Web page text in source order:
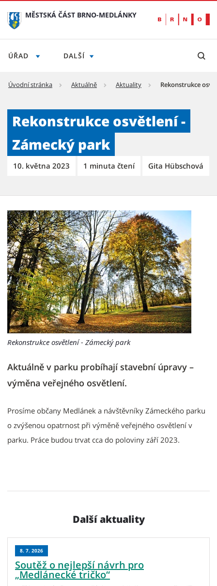
MĚSTSKÁ ČÁST BRNO-MEDLÁNKY
ÚŘAD DALŠÍ
Úvodní stránka Aktuálně Aktuality Rekonstrukce
Rekonstrukce osvětlení -
Zámecký park
10. května 2023 1 minuta čtení Gita Hübschová
Rekonstrukce osvětlení - Zámecký park
Aktuálně v parku probíhají stavební úpravy –
výměna veřejného osvětlení.
Prosíme občany Medlánek a návštěvníky Zámeckého parku
o zvýšenou opatrnost při výměně veřejného osvětlení v
parku. Práce budou trvat cca do poloviny září 2023.
Další aktuality
8. 7. 2026
Soutěž o nejlepší návrh pro
„Medlánecké tričko“